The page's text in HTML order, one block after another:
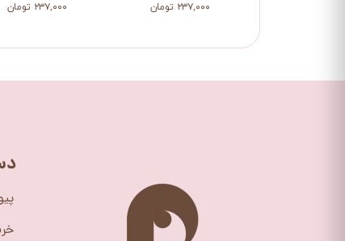
۲۳۷,۰۰۰ تومان ۲۳۷,۰۰۰ تومان